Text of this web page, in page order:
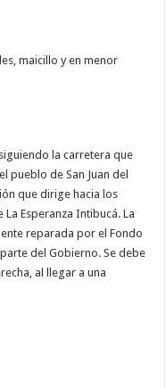
maicillo y en menor
la carretera que
pueblo de San Juan del
que dirige hacia los
Esperanza Intibucá. La
reparada por el Fondo
del Gobierno. Se debe
al llegar a una